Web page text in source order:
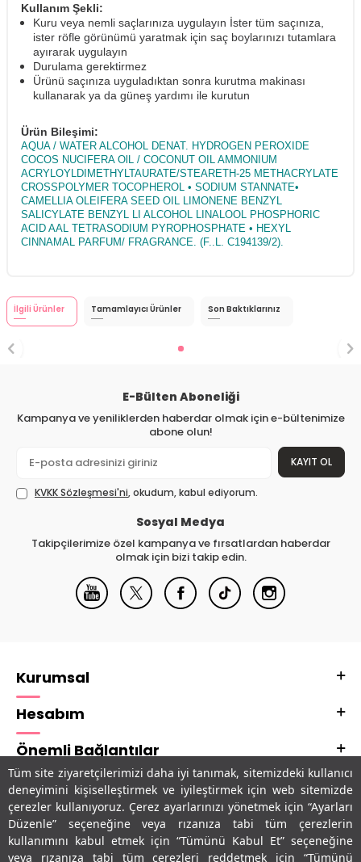
Tüm site ziyaretçilerimizi daha iyi tanımak, sitemizdeki kullanıcı
deneyimini kişiselleştirmek ve iyileştirmek için web sitemizde
çerezler kullanıyoruz. Çerez ayarlarınızı yönetmek için “Ayarları
Düzenle” seçeneğine veya rızanıza tabi tüm çerezlerin
kullanımını kabul etmek için “Tümünü Kabul Et” seçeneğine
veya rızanıza tabi tüm çerezleri reddetmek için “Tümünü
Kullanım Şekli:
Kuru veya nemli saçlarınıza uygulayın İster tüm saçınıza,
ister röfle görünümü yaratmak için saç boylarınızı tutamlara
ayırarak uygulayın
Durulama gerektirmez
Ürünü saçınıza uyguladıktan sonra kurutma makinası
kullanarak ya da güneş yardımı ile kurutun
Ürün Bileşimi:
AQUA / WATER ALCOHOL DENAT. HYDROGEN PEROXIDE
COCOS NUCIFERA OlL / COCONUT OIL AMMONIUM
ACRYLOYLDIMETHYLTAURATE/STEARETH-25 METHACRYLATE
CROSSPOLYMER TOCOPHEROL • SODIUM STANNATE•
CAMELLIA OLEIFERA SEED OIL LIMONENE BENZYL
SALICYLATE BENZYL LI ALCOHOL LINALOOL PHOSPHORIC
ACID AAL TETRASODIUM PYROPHOSPHATE • HEXYL
CINNAMAL PARFUM/ FRAGRANCE. (F..L. C194139/2).
İlgili Ürünler Tamamlayıcı Ürünler Son Baktıklarınız
E-Bülten Aboneliği
Kampanya ve yeniliklerden haberdar olmak için e-bültenimize
abone olun!
KAYIT OL
KVKK Sözleşmesi'ni, okudum, kabul ediyorum.
Sosyal Medya
Takipçilerimize özel kampanya ve fırsatlardan haberdar
olmak için bizi takip edin.
Kurumsal
Hesabım
Önemli Bağlantılar
Adres & İletişim
Uygulamalarımız